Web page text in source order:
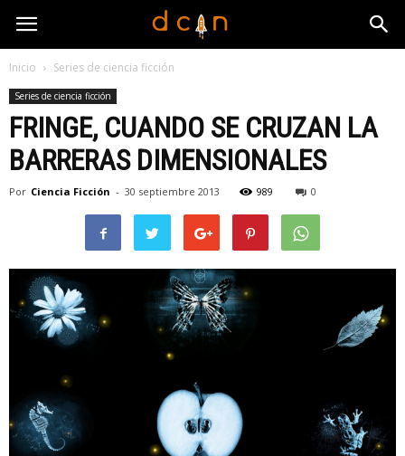
Inicio Series de ciencia ficción
Series de ciencia ficción
FRINGE, CUANDO SE CRUZAN LA
BARRERAS DIMENSIONALES
Por Ciencia Ficción - 30 septiembre 2013 989 0